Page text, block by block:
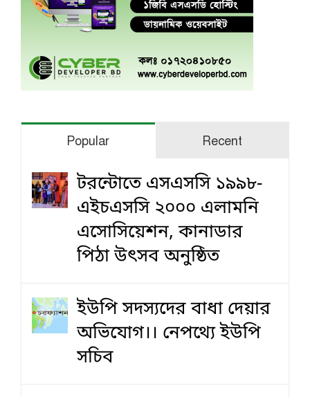
Popular Recent
টরন্টোতে এসএসসি ১৯৯৮-
এইচএসসি ২০০০ এলামনি
এসোসিয়েশন, কানাডার
পিঠা উৎসব অনুষ্ঠিত
ইউপি সদস্যদের বাধা দেয়ার
অভিযোগ।। নেপথ্যে ইউপি
সচিব